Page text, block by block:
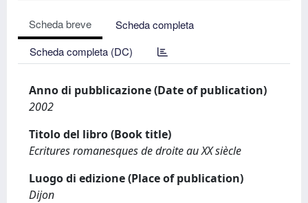
Scheda breve
Scheda completa
Scheda completa (DC)
Anno di pubblicazione (Date of publication)
2002
Titolo del libro (Book title)
Ecritures romanesques de droite au XX siècle
Luogo di edizione (Place of publication)
Dijon